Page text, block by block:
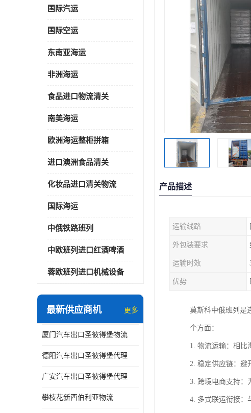
国际汽运
国际空运
东南亚海运
非洲海运
食品进口物流清关
南美海运
欧洲海运整柜拼箱
进口澳洲食品清关
化妆品进口清关物流
国际海运
中俄铁路班列
中欧班列进口红酒啤酒
蓉欧班列进口机械设备
最新供应商机 更多
厦门汽车出口圣彼得堡物流
德阳汽车出口圣彼得堡代理
广安汽车出口圣彼得堡代理
攀枝花新西伯利亚物流
产品描述
运输线路
外包装要求
运输时效
优势
莫斯科中俄班列是
个方面：
1. 物流运输：相比
2. 稳定供应链：避
3. 跨境电商支持：
4. 多式联运衔接：